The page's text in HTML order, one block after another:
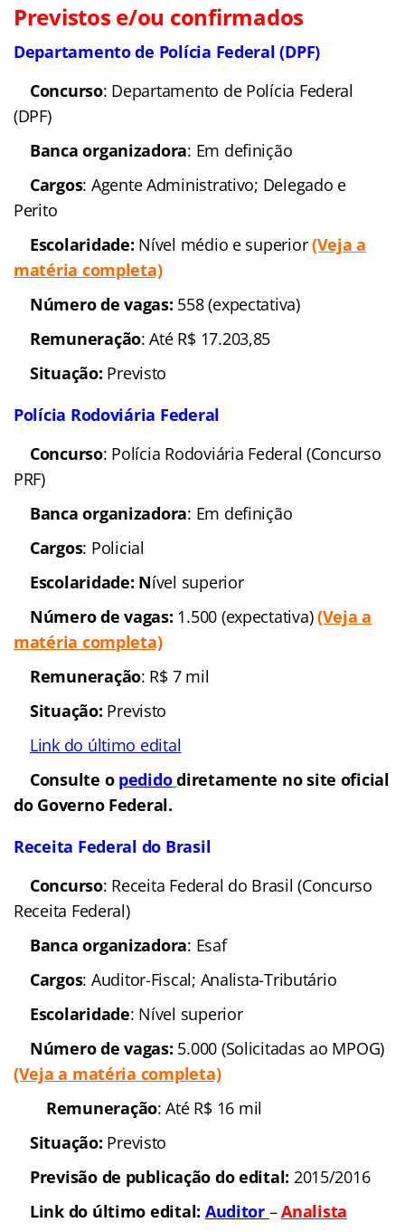
Previstos e/ou confirmados
Departamento de Polícia Federal (DPF)
Concurso: Departamento de Polícia Federal
(DPF)
Banca organizadora: Em definição
Cargos: Agente Administrativo; Delegado e
Perito
Escolaridade: Nível médio e superior(Veja a
matéria completa)
Número de vagas: 558 (expectativa)
Remuneração: Até R$ 17.203,85
Situação: Previsto
Polícia Rodoviária Federal
Concurso: Polícia Rodoviária Federal (Concurso
PRF)
Banca organizadora: Em definição
Cargos: Policial
Escolaridade: Nível superior
Número de vagas: 1.500 (expectativa)(Veja a
matéria completa)
Remuneração: R$ 7 mil
Situação: Previsto
Link do último edital
Consulte o pedidodiretamente no site oficial
do Governo Federal.
Receita Federal do Brasil
Concurso: Receita Federal do Brasil (Concurso
Receita Federal)
Banca organizadora: Esaf
Cargos: Auditor-Fiscal; Analista-Tributário
Escolaridade: Nível superior
Número de vagas: 5.000 (Solicitadas ao MPOG)
(Veja a matéria completa)
Remuneração: Até R$ 16 mil
Situação: Previsto
Previsão de publicação do edital: 2015/2016
Link do último edital: Auditor –Analista